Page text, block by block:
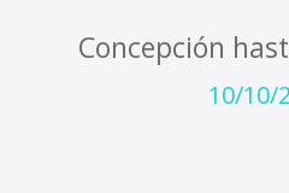
Concepción
10/10/